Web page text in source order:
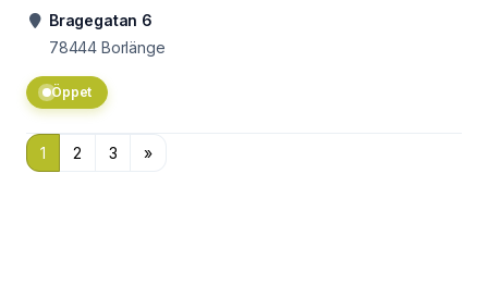
Bragegatan 6
78444 Borlänge
Öppet
1 2 3 »